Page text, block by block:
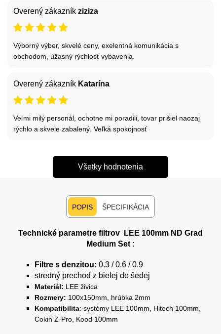
Overený zákazník ziziza
Výborný výber, skvelé ceny, exelentná komunikácia s
obchodom, úžasný rýchlosť vybavenia.
Overený zákazník Katarína
Veľmi milý personál, ochotne mi poradili, tovar prišiel naozaj
rýchlo a skvele zabalený. Veľká spokojnosť
Všetky hodnotenia
POPIS ŠPECIFIKÁCIA
Technické parametre filtrov LEE 100mm ND Grad
Medium Set :
Filtre s denzitou: 0.3 / 0.6 / 0.9
stredný prechod z bielej do šedej
Materiál: LEE živica
Rozmery: 100x150mm, hrúbka 2mm
Kompatibilita: systémy LEE 100mm, Hitech 100mm,
Cokin Z-Pro, Kood 100mm